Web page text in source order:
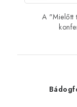
A "Mielőtt